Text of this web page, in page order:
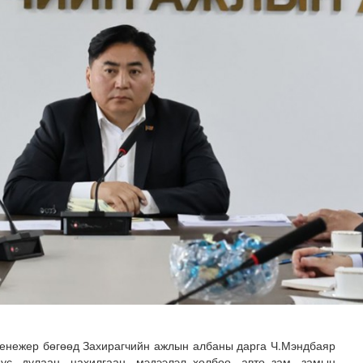
32 хэм дулаан
бөгөөд Захирагчийн ажлын албаны дарга Ч.Мэндбаяр